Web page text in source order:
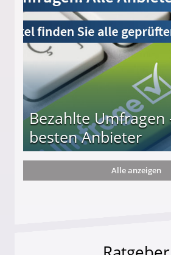
Bezahlte Umfragen
besten Anbieter
Alle anzeigen